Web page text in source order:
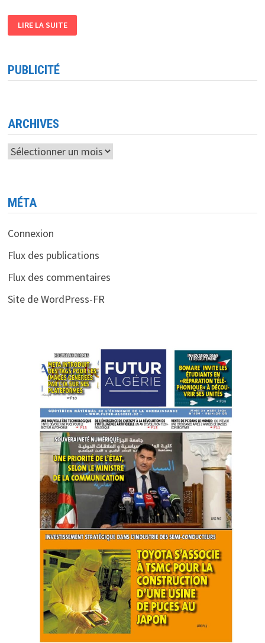
:
L’ANNÉE
NOUS
RATTRAPE
LIRE LA SUITE
PUBLICITÉ
ARCHIVES
Archives
MÉTA
Connexion
Flux des publications
Flux des commentaires
Site de WordPress-FR